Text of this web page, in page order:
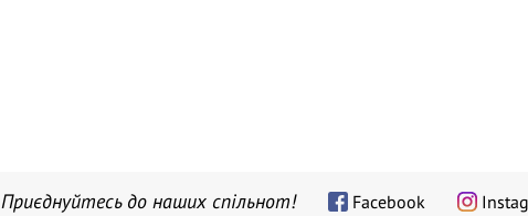
Приєднуйтесь до наших спільнот! Facebook